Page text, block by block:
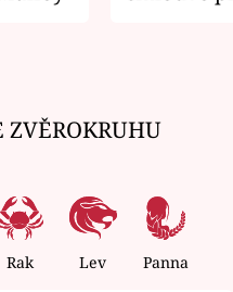
ZVĚROKRUHU
Rak Lev Panna